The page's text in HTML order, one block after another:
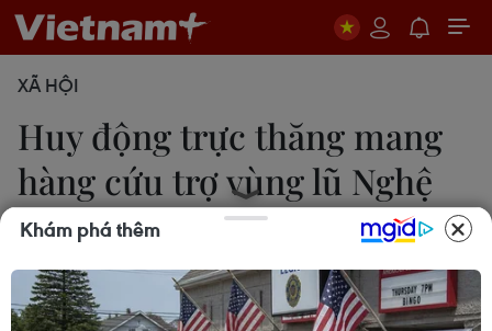
XÃ HỘI
Huy động trực thăng mang
hàng cứu trợ vùng lũ Nghệ
An
Trịnh Duy Hưng
24/07/2025 04:38
Khám phá thêm